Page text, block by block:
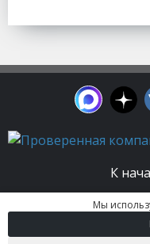
К
© 2003 - 2026. Апельсин
строительных компаний
Вся информация на этом
Мы